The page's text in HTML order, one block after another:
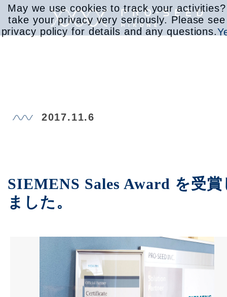
取り組み
お知らせ
お問合せ
2017.11.6
SIEMENS Sales Award を受賞
ました。
May we use cookies to track your
take your privacy very seriously. Please
privacy policy for details and any questions.